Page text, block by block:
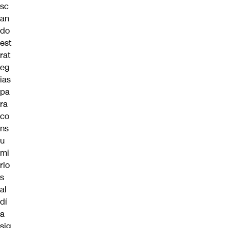
sc
an
do
est
rat
eg
ias
pa
ra
co
ns
u
mi
rlo
s
al
dí
a